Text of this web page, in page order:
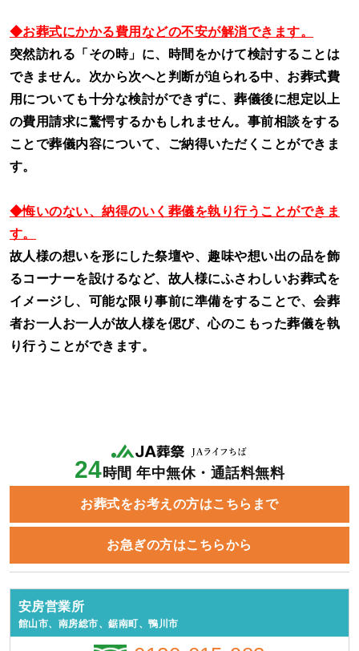
◆お葬式にかかる費用などの不安が解消できます。
突然訪れる「その時」に、時間をかけて検討することは
できません。次から次へと判断が迫られる中、お葬式費
用についても十分な検討ができずに、葬儀後に想定以上
の費用請求に驚愕するかもしれません。事前相談をする
ことで葬儀内容について、ご納得いただくことができま
す。
◆悔いのない、納得のいく葬儀を執り行うことができま
す。
故人様の想いを形にした祭壇や、趣味や想い出の品を飾
るコーナーを設けるなど、故人様にふさわしいお葬式を
イメージし、可能な限り事前に準備をすることで、会葬
者お一人お一人が故人様を偲び、心のこもった葬儀を執
り行うことができます。
24時間 年中無休・通話料無料
お葬式をお考えの方はこちらまで
お急ぎの方はこちらから
安房営業所
館山市、南房総市、鋸南町、鴨川市